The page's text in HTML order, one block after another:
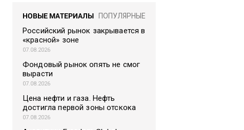
НОВЫЕ МАТЕРИАЛЫ ПОПУЛЯРНЫЕ
Российский рынок закрывается в
«красной» зоне
07.08.2026
Фондовый рынок опять не смог
вырасти
07.08.2026
Цена нефти и газа. Нефть
достигла первой зоны отскока
07.08.2026